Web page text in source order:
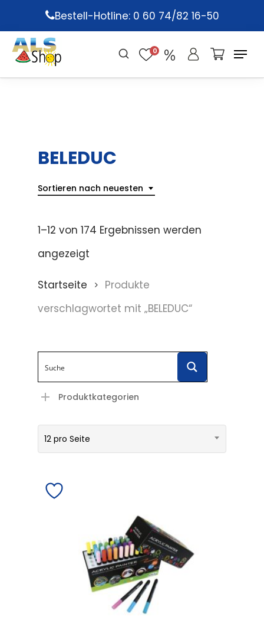
main
content
Bestell-Hotline: 0 60 74/82 16-50
0
BELEDUC
Sortieren nach neuesten
1–12 von 174 Ergebnissen werden
angezeigt
Startseite
Produkte
verschlagwortet mit „BELEDUC“
Produktkategorien
12 pro Seite